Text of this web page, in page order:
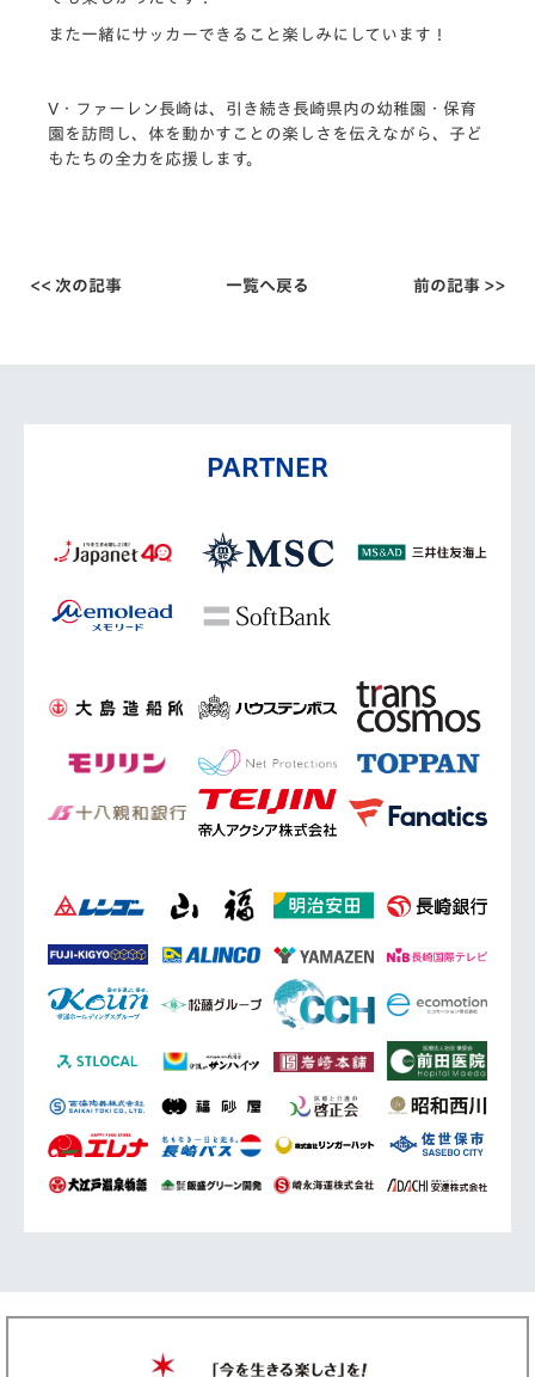
また一緒にサッカーできること楽しみにしています！
V・ファーレン長崎は、引き続き長崎県内の幼稚園・保育
園を訪問し、体を動かすことの楽しさを伝えながら、子ど
もたちの全力を応援します。
<< 次の記事 一覧へ戻る 前の記事 >>
PARTNER